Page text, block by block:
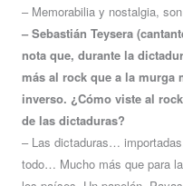
– Memorabilia y nostalgia,
– Sebastián Teysera
nota que, durante la
más al rock que a la murga
inverso. ¿Cómo viste al
de las dictaduras?
– Las dictaduras…
todo… Mucho más que para